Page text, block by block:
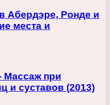
Абердэре, Ронде и
места и
при
и суставов (2013)